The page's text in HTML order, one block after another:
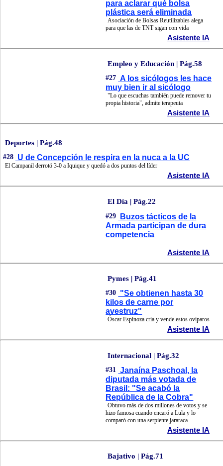
para aclarar qué bolsa
plástica será eliminada
Asociación de Bolsas Reutilizables alega
para que las de TNT sigan con vida
Asistente IA
Empleo y Educación | Pág.58
#27 A los sicólogos les hace
muy bien ir al sicólogo
"Lo que escuchas también puede remover tu
propia historia", admite terapeuta
Asistente IA
Deportes | Pág.48
#28 U de Concepción le respira en la nuca a la UC
El Campanil derrotó 3-0 a Iquique y quedó a dos puntos del líder
Asistente IA
El Día | Pág.22
#29
Buzos tácticos de la
Armada participan de dura
competencia
Asistente IA
Pymes | Pág.41
#30 "Se obtienen hasta 30
kilos de carne por
avestruz"
Óscar Espinoza cría y vende estos ovíparos
Asistente IA
Internacional | Pág.32
#31 Janaína Paschoal, la
diputada más votada de
Brasil: "Se acabó la
República de la Cobra"
Obtuvo más de dos millones de votos y se
hizo famosa cuando encaró a Lula y lo
comparó con una serpiente jararaca
Asistente IA
Bajativo | Pág.71